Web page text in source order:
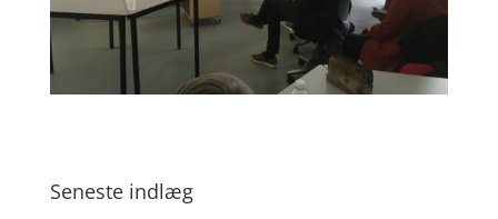
Seneste indlæg